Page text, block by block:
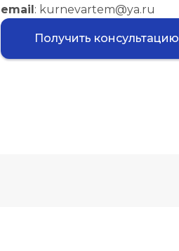
email: kurnevartem@ya.ru
Получить консультацию